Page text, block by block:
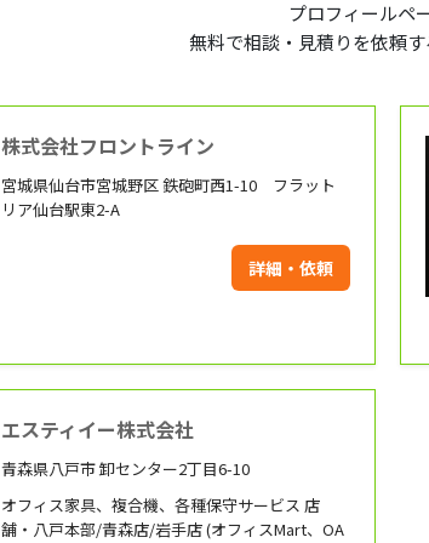
プロフィールペ
無料で相談・見積りを依頼す
株式会社フロントライン
宮城県仙台市宮城野区 鉄砲町西1-10 フラット
リア仙台駅東2-A
詳細・依頼
エスティイー株式会社
青森県八戸市 卸センター2丁目6-10
オフィス家具、複合機、各種保守サービス 店
舗・八戸本部/青森店/岩手店 (オフィスMart、OA